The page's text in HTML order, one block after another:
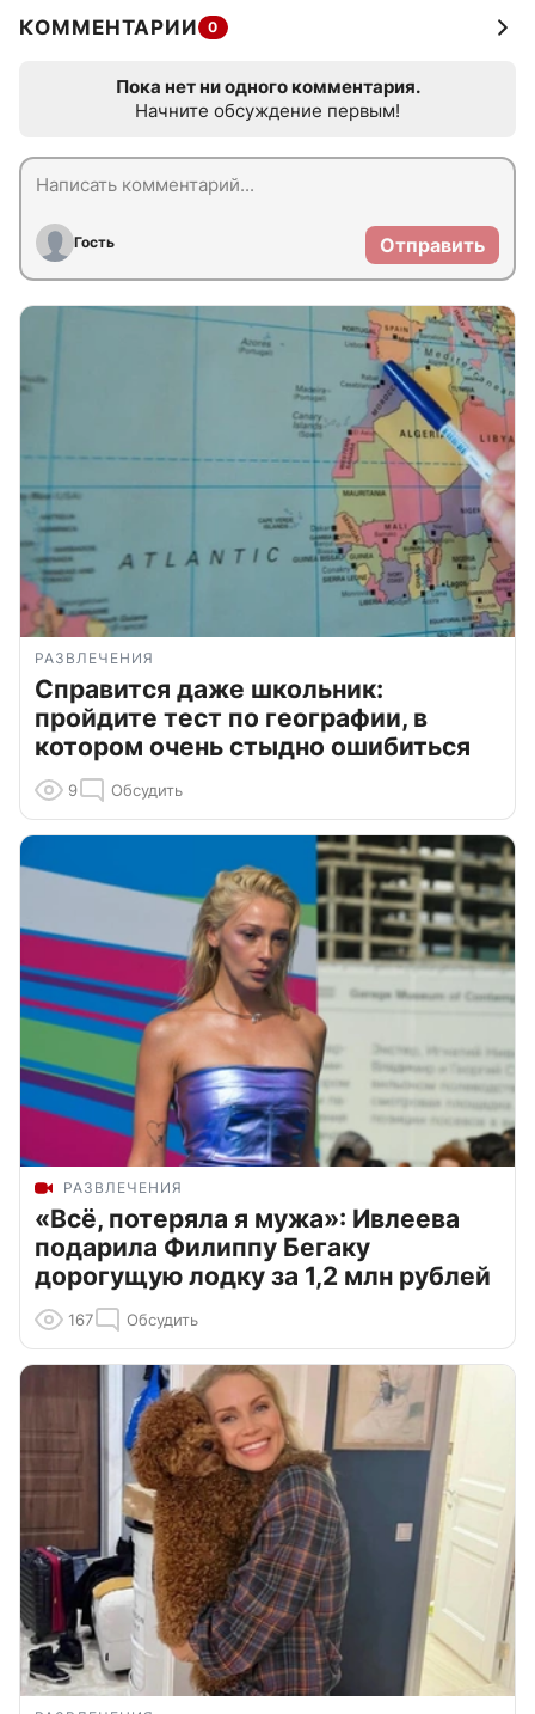
КОММЕНТАРИИ 0
Пока нет ни одного комментария.
Начните обсуждение первым!
Гость Отправить
РАЗВЛЕЧЕНИЯ
Справится даже школьник:
пройдите тест по географии, в
котором очень стыдно ошибиться
9 Обсудить
РАЗВЛЕЧЕНИЯ
«Всё, потеряла я мужа»: Ивлеева
подарила Филиппу Бегаку
дорогущую лодку за 1,2 млн рублей
167 Обсудить